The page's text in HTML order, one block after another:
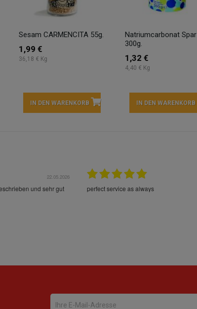
Sesam CARMENCITA 55g.
1,99 €
36,18 € Kg
IN DEN WARENKORB
Natriumcarbonat Spar
300g.
1,32 €
4,40 € Kg
IN DEN WARENKORB
22.05.2026
und sehr gut
perfect service as always